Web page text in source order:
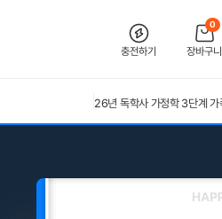
충전하기
0
장바구니